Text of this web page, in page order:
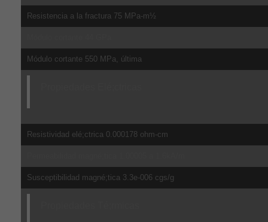
Resistencia a la fractura 75 MPa-m½
Módulo cortante 550 MPa, última
Resistividad elé;ctrica 0.000178 ohm-cm
Susceptibilidad magné;tica 3.3e-006 cgs/g